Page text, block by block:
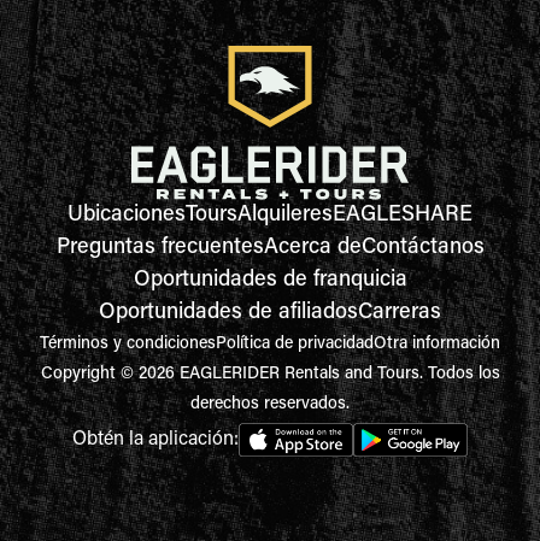
UbicacionesToursAlquileresEAGLESHARE
Preguntas frecuentesAcerca deContáctanos
Oportunidades de franquicia
Oportunidades de afiliadosCarreras
Términos y condicionesPolítica de privacidadOtra información
Copyright © 2026 EAGLERIDER Rentals and Tours. Todos los
derechos reservados.
Obtén la aplicación: